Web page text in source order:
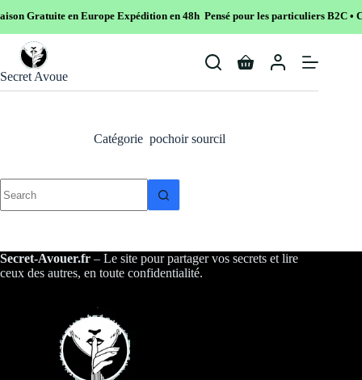
Gratuite en EuropeExpédition en 48h Pensé pour les particuliers B2C •
content
Secret Avoue
Shopping
Catégorie pochoir sourcil
results
Secret-Avouer.fr – Le site pour partager vos secrets et lire
ceux des autres, en toute confidentialité.